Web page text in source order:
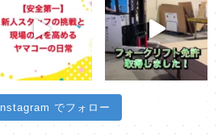
Instagram でフォロー